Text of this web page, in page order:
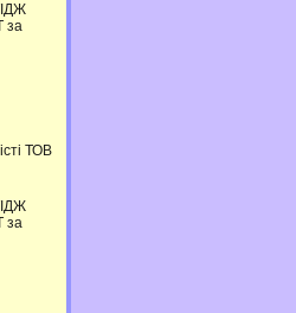
за
ТОВ
за